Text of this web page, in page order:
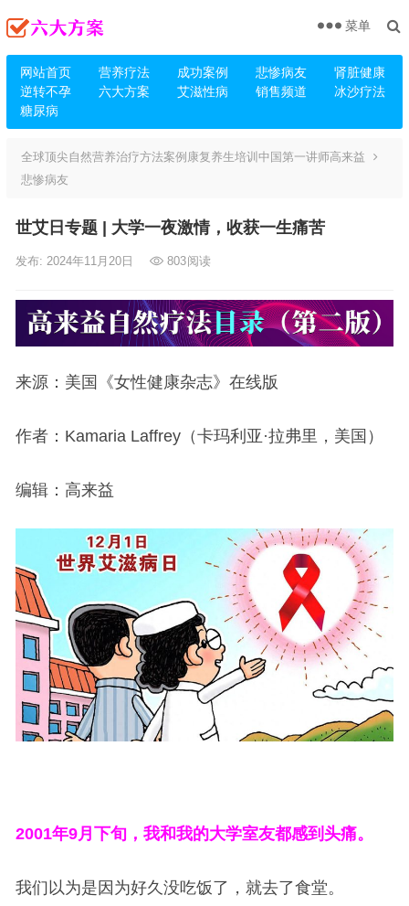
网站首页 营养疗法 成功案例 悲惨病友
肾脏健康
逆转不孕
六大方案 艾滋性病 销售频道
冰沙疗法
糖尿病
菜单
全球顶尖自然营养治疗方法案例康复养生培训中国第一讲师高来益
悲惨病友
世艾日专题 | 大学一夜激情，收获一生痛苦
发布: 2024年11月20日 803阅读
来源：美国《女性健康杂志》在线版
作者：Kamaria Laffrey（卡玛利亚·拉弗里，美国）
编辑：高来益
2001年9月下旬，我和我的大学室友都感到头痛。
我们以为是因为好久没吃饭了，就去了食堂。